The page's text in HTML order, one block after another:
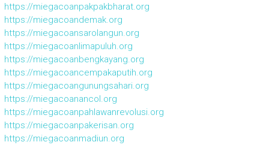
https://miegacoanpakpakbharat.org
https://miegacoandemak.org
https://miegacoansarolangun.org
https://miegacoanlimapuluh.org
https://miegacoanbengkayang.org
https://miegacoancempakaputih.org
https://miegacoangunungsahari.org
https://miegacoanancol.org
https://miegacoanpahlawanrevolusi.org
https://miegacoanpakerisan.org
https://miegacoanmadiun.org